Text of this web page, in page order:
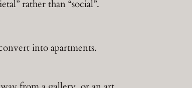
rather than “social”.
into apartments.